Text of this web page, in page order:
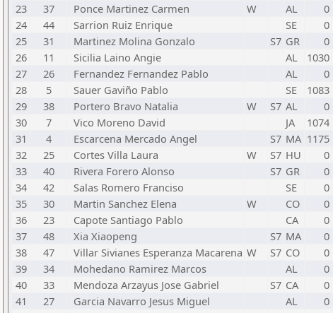
23
37 Ponce Martinez Carmen W AL 0
24
44 Sarrion Ruiz Enrique SE 0
25
31 Martinez Molina Gonzalo S7 GR 0
26
11 Sicilia Laino Angie AL 1030
27
26 Fernandez Fernandez Pablo AL 0
28
5 Sauer Gaviño Pablo SE 1083
29
38 Portero Bravo Natalia W S7 AL 0
30
7 Vico Moreno David JA 1074
31
4 Escarcena Mercado Angel S7 MA 1175
32
25 Cortes Villa Laura W S7 HU 0
33
40 Rivera Forero Alonso S7 GR 0
34
42 Salas Romero Franciso SE 0
35
30 Martin Sanchez Elena W CO 0
36
23 Capote Santiago Pablo CA 0
37
48 Xia Xiaopeng S7 MA 0
38
47 Villar Sivianes Esperanza Macarena W S7 CO 0
39
34 Mohedano Ramirez Marcos AL 0
40
33 Mendoza Arzayus Jose Gabriel S7 CA 0
41
27 Garcia Navarro Jesus Miguel AL 0